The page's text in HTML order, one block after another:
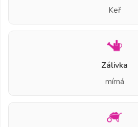
Keř
Zálivka
mírná